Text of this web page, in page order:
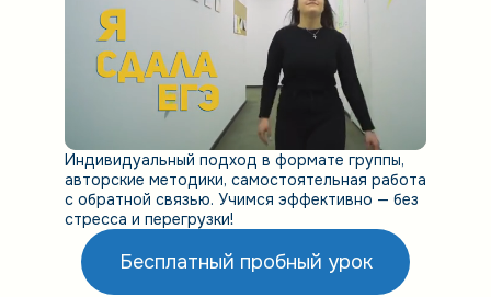
Индивидуальный подход в формате группы,
авторские методики, самостоятельная работа
с обратной связью. Учимся эффективно — без
стресса и перегрузки!
Бесплатный пробный урок